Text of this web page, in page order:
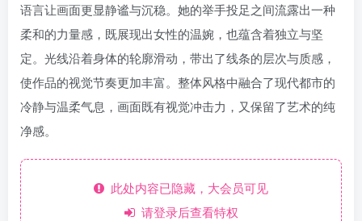
语言让画面更显静谧与沉稳。她的举手投足之间流露出一种
柔和的力量感，既展现出女性的温婉，也蕴含着独立与坚
定。光线沿着身体的轮廓滑动，带出了线条的层次与质感，
使作品的视觉节奏更加丰富。整体风格中融合了现代都市的
冷静与温柔气息，画面既有视觉冲击力，又保留了艺术的纯
净感。
此处内容已隐藏，大会员可见
请登录后查看特权